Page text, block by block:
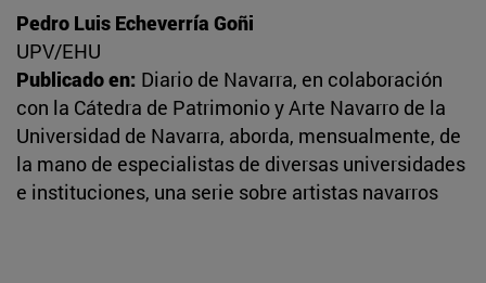
Pedro Luis Echeverría Goñi
UPV/EHU
Publicado en: Diario de Navarra, en colaboración
con la Cátedra de Patrimonio y Arte Navarro de la
Universidad de Navarra, aborda, mensualmente, de
la mano de especialistas de diversas universidades
e instituciones, una serie sobre artistas navarros